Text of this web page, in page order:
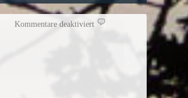
Kommentare deaktiviert für
Auf